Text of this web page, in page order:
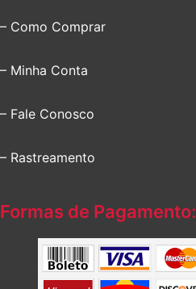
– Como Comprar
– Minha Conta
– Fale Conosco
– Rastreamento
Formas de Pagamento: